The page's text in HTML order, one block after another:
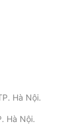
Hà Nội.
Hà Nội.